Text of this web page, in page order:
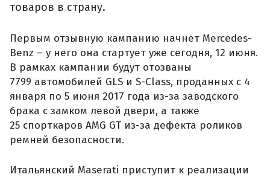
товаров в страну.
Первым отзывную кампанию начнет Mercedes-
Benz – у него она стартует уже сегодня, 12 июня.
В рамках кампании будут отозваны
7799 автомобилей GLS и S-Class, проданных с 4
января по 5 июня 2017 года из-за заводского
брака с замком левой двери, а также
25 спорткаров AMG GT из-за дефекта роликов
ремней безопасности.
Итальянский Maserati приступит к реализации